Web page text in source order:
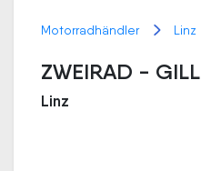
Motorradhändler Linz
ZWEIRAD - GILL
Linz